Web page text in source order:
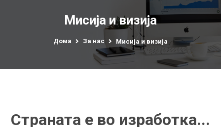
Мисија и визија
Дома За нас Мисија и визија
Страната е во изработка...